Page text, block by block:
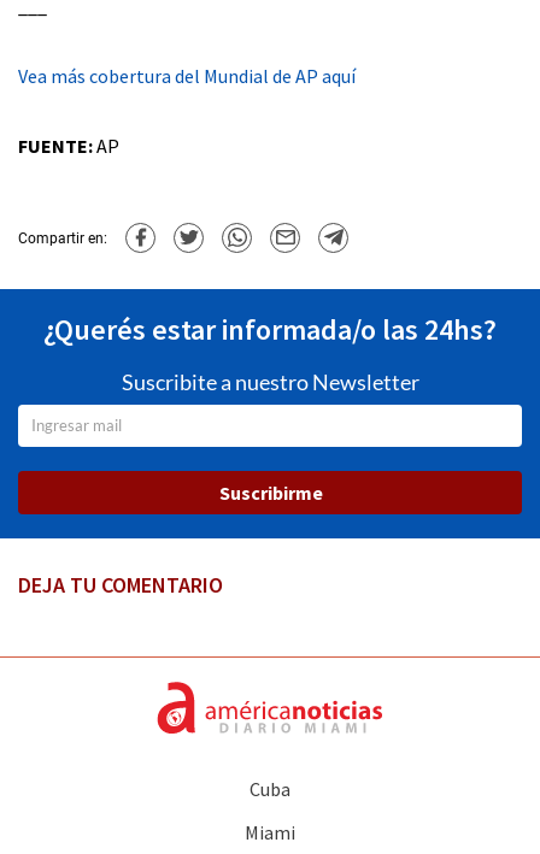
Vea más cobertura del Mundial de AP aquí
FUENTE:AP
Compartir en:
¿Querés estar informada/o las 24hs?
Suscribite a nuestro Newsletter
Suscribirme
DEJA TU COMENTARIO
Cuba
Miami